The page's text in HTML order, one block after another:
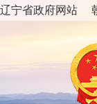
辽宁省政府网站